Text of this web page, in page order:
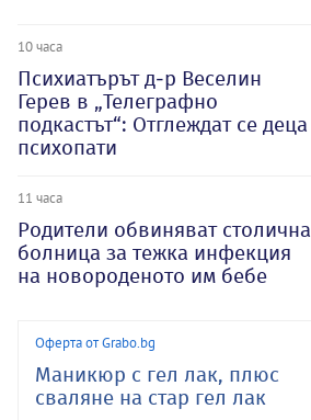
10 часа
Психиатърът д-р Веселин
Герев в „Телеграфно
подкастът“: Отглеждат се деца
психопати
11 часа
Родители обвиняват столична
болница за тежка инфекция
на новороденото им бебе
Оферта от Grabo.bg
Маникюр с гел лак, плюс
сваляне на стар гел лак